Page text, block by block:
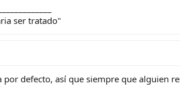
ser tratado"
por defecto, así que siempre que alguien